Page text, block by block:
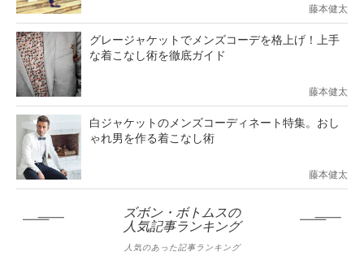
藤本健太
グレージャケットでメンズコーデを格上げ！上手
な着こなし術を徹底ガイド
藤本健太
白ジャケットのメンズコーディネート特集。おし
ゃれ男を作る着こなし術
藤本健太
ズボン・ボトムスの
人気記事ランキング
人気のあった記事ランキング